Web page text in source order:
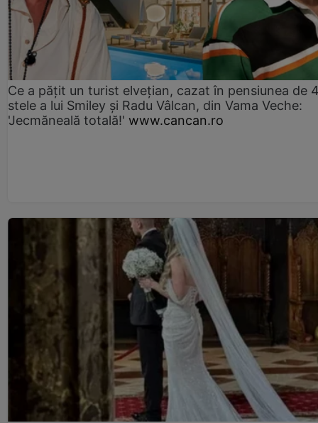
Ce a pățit un turist elvețian, cazat în pensiunea de
stele a lui Smiley și Radu Vâlcan, din Vama Veche:
'Jecmăneală totală!' www.cancan.ro